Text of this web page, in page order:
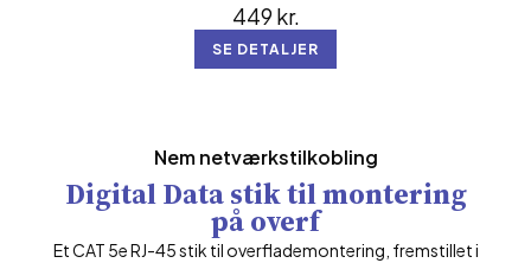
449 kr.
SE DETALJER
Nem netværkstilkobling
Digital Data stik til montering
på overf
Et CAT 5e RJ-45 stik til overflademontering, fremstillet i